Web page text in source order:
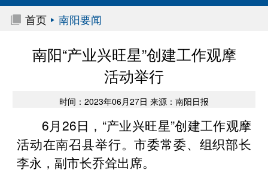
首页
南阳要闻
南阳“产业兴旺星”创建工作观摩
活动举行
时间：2023年06月27日 来源：南阳日报
6月26日，“产业兴旺星”创建工作观摩
活动在南召县举行。市委常委、组织部长
李永，副市长乔耸出席。